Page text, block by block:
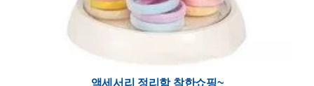
액세서리 정리함 착한쇼핑~